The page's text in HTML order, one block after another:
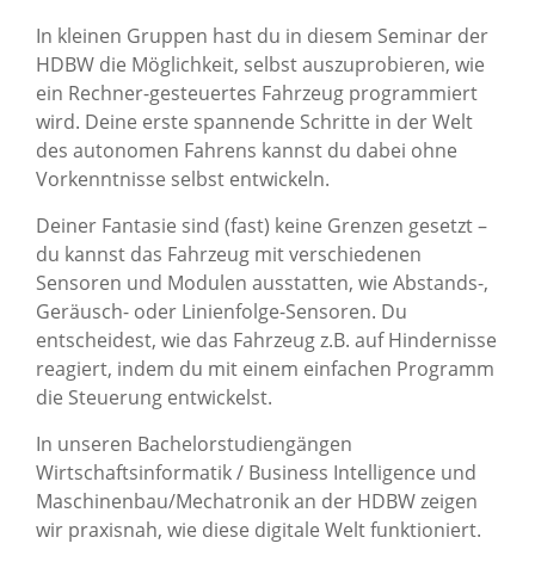
In kleinen Gruppen hast du in diesem Seminar der
HDBW die Möglichkeit, selbst auszuprobieren, wie
ein Rechner-gesteuertes Fahrzeug programmiert
wird. Deine erste spannende Schritte in der Welt
des autonomen Fahrens kannst du dabei ohne
Vorkenntnisse selbst entwickeln.
Deiner Fantasie sind (fast) keine Grenzen gesetzt –
du kannst das Fahrzeug mit verschiedenen
Sensoren und Modulen ausstatten, wie Abstands-,
Geräusch- oder Linienfolge-Sensoren. Du
entscheidest, wie das Fahrzeug z.B. auf Hindernisse
reagiert, indem du mit einem einfachen Programm
die Steuerung entwickelst.
In unseren Bachelorstudiengängen
Wirtschaftsinformatik / Business Intelligence und
Maschinenbau/Mechatronik an der HDBW zeigen
wir praxisnah, wie diese digitale Welt funktioniert.